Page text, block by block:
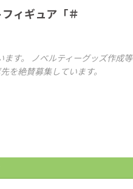
ィギュア「＃
す。 ノベルティーグッズ作成等
を絶賛募集しています。